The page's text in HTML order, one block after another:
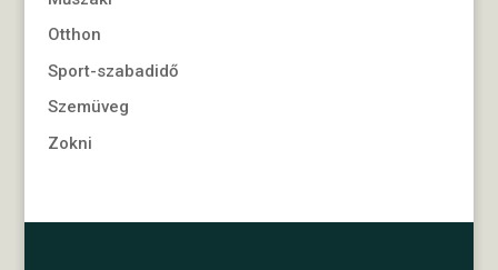
Otthon
Sport-szabadidő
Szemüveg
Zokni